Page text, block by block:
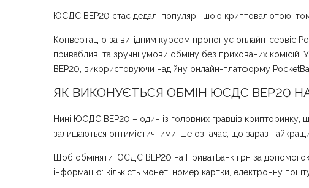
ЮСДС BEP20 стає дедалі популярнішою криптовалютою,
Конвертацію за вигідним курсом пропонує онлайн-сервіс
привабливі та зручні умови обміну без прихованих
BEP20, використовуючи надійну онлайн-платформу
ЯК ВИКОНУЄТЬСЯ ОБМІН ЮСДС BEP20
Нині ЮСДС BEP20 – один із головних гравців крипторинку,
залишаються оптимістичними. Це означає, що зараз
Щоб обміняти ЮСДС BEP20 на ПриватБанк грн за допомогою
інформацію: кількість монет, номер картки, електронну